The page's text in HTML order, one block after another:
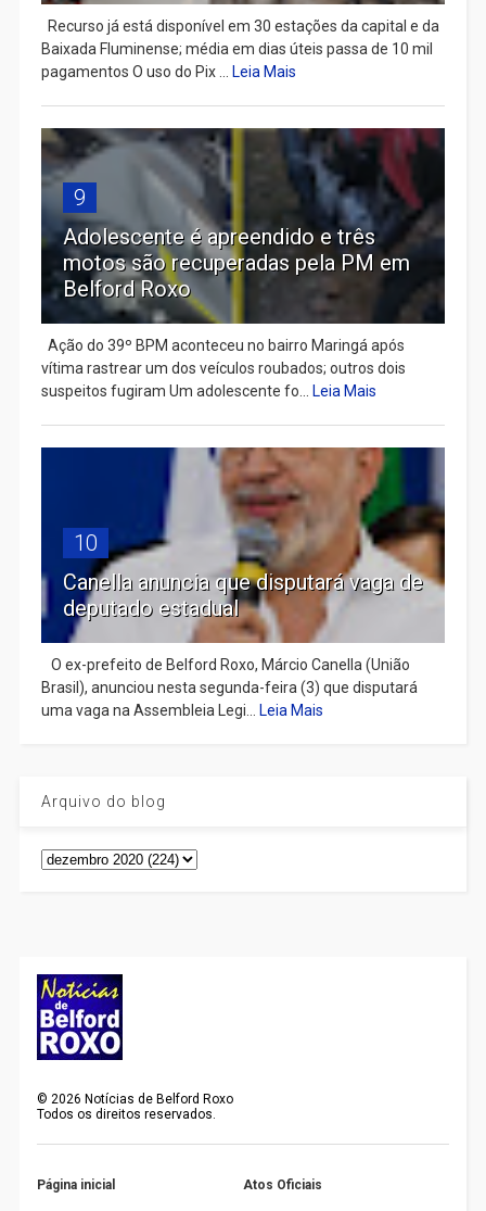
Recurso já está disponível em 30 estações da capital e da
Baixada Fluminense; média em dias úteis passa de 10 mil
pagamentos O uso do Pix ... Leia Mais
9
Adolescente é apreendido e três
motos são recuperadas pela PM em
Belford Roxo
Ação do 39º BPM aconteceu no bairro Maringá após
vítima rastrear um dos veículos roubados; outros dois
suspeitos fugiram Um adolescente fo... Leia Mais
10
Canella anuncia que disputará vaga de
deputado estadual
​ O ex-prefeito de Belford Roxo, Márcio Canella (União
Brasil), anunciou nesta segunda-feira (3) que disputará
uma vaga na Assembleia Legi... Leia Mais
Arquivo do blog
©2026 Notícias de Belford Roxo
Todos os direitos reservados.
Página inicial Atos Oficiais